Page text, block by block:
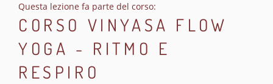
Questa lezione fa parte del corso:
CORSO VINYASA FLOW
YOGA - RITMO E
RESPIRO